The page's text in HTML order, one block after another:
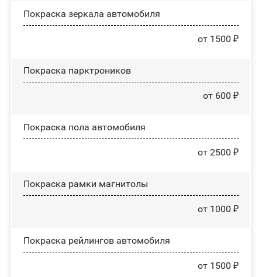
Покраска зеркала автомобиля
от 1500 ₽
Покраска парктроников
от 600 ₽
Покраска пола автомобиля
от 2500 ₽
Покраска рамки магнитолы
от 1000 ₽
Покраска рейлингов автомобиля
от 1500 ₽